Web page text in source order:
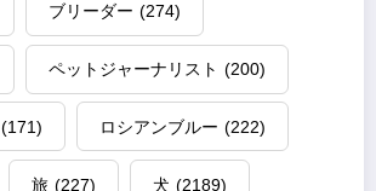
ブリーダー (274)
ペットジャーナリスト (200)
(171) ロシアンブルー (222)
旅 (227) 犬 (2189)